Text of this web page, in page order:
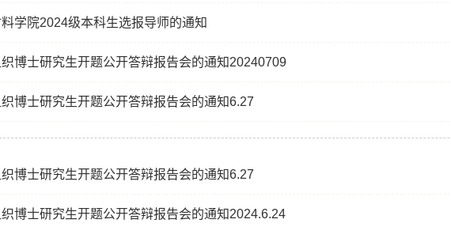
学院2024级本科生选报导师的通知
博士研究生开题公开答辩报告会的通知20240709
博士研究生开题公开答辩报告会的通知6.27
博士研究生开题公开答辩报告会的通知6.27
博士研究生开题公开答辩报告会的通知2024.6.24